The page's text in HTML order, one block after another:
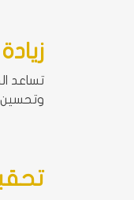
تساعد
وتحسين